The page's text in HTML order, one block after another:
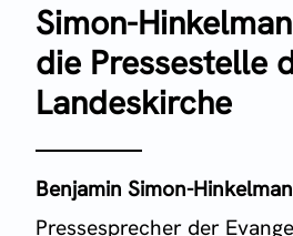
Simon-
die Pressestelle
Landeskirche
Benjamin Simon-
Pressesprecher der